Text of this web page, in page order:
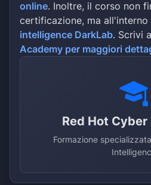
online. Inoltre, il corso non
certificazione, ma all'interno
intelligence DarkLab. Scrivi
Academy per maggiori
Red Hot
Formazione